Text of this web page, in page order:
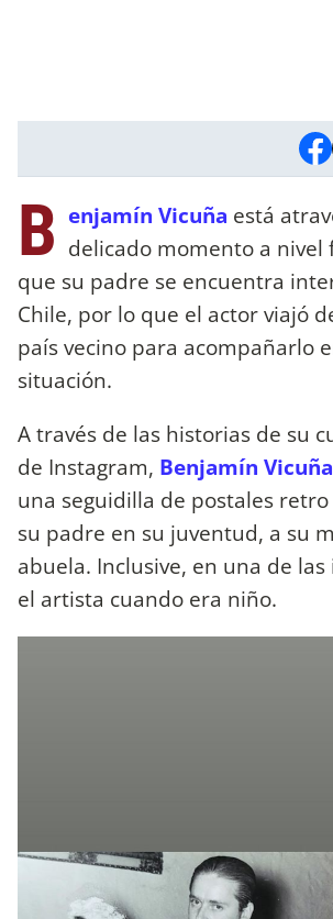
B enjamín Vicuña está
delicado momento a nivel
que su padre se encuentra
Chile, por lo que el actor viajó
país vecino para acompañarlo
situación.
A través de las historias de su
de Instagram, Benjamín Vicuña
una seguidilla de postales retro
su padre en su juventud, a su
abuela. Inclusive, en una de las
el artista cuando era niño.